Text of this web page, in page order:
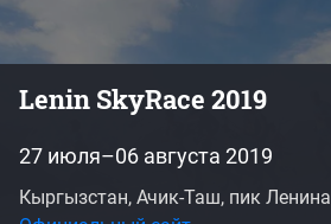
Lenin SkyRace 2019
27 июля–06 августа 2019
Кыргызстан, Ачик-Таш, пик Ленина